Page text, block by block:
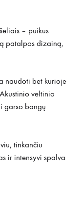
– puikus
patalpos dizainą,
naudoti bet kurioje
veltinio
garso bangų
tinkančiu
ir intensyvi spalva